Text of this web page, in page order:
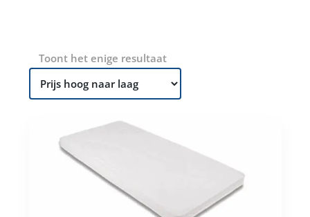
Toont het enige resultaat